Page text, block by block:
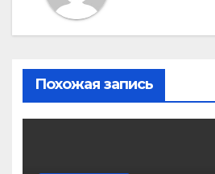
Похожая запись